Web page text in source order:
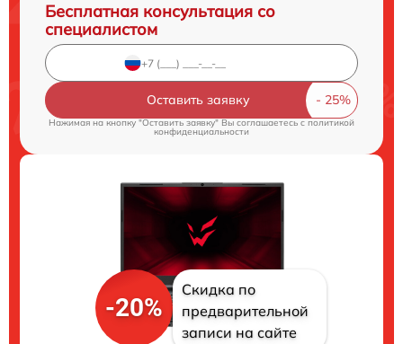
Бесплатная консультация со
специалистом
Оставить заявку
Нажимая на кнопку "Оставить заявку" Вы соглашаетесь cполитикой
конфиденциальности
-20%
Скидка по
предварительной
записи на сайте